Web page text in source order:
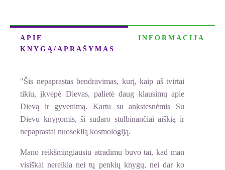
APIE
KNYGĄ/APRAŠYMAS
INFORMACIJA
"Šis nepaprastas bendravimas, kurį, kaip aš tvirtai
tikiu, įkvėpė Dievas, palietė daug klausimų apie
Dievą ir gyvenimą. Kartu su ankstesnėmis Su
Dievu knygomis, ši sudaro stulbinančiai aiškią ir
nepaprastai nuoseklią kosmologiją.
Mano reikšmingiausiu atradimu buvo tai, kad man
visiškai nereikia nei tų penkių knygų, nei dar ko